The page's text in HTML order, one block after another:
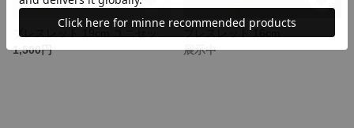
1,500円
ブレスレット 16cm
展示中